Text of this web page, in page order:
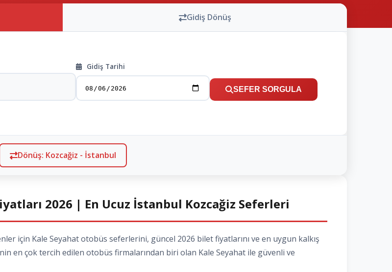
Gidiş Dönüş
Gidiş Tarihi
SEFER SORGULA
Dönüş: Kozcağiz - İstanbul
2026 | En Ucuz İstanbul Kozcağiz Seferleri
için Kale Seyahat otobüs seferlerini, güncel 2026 bilet fiyatlarını ve en uygun kalkış
en çok tercih edilen otobüs firmalarından biri olan Kale Seyahat ile güvenli ve